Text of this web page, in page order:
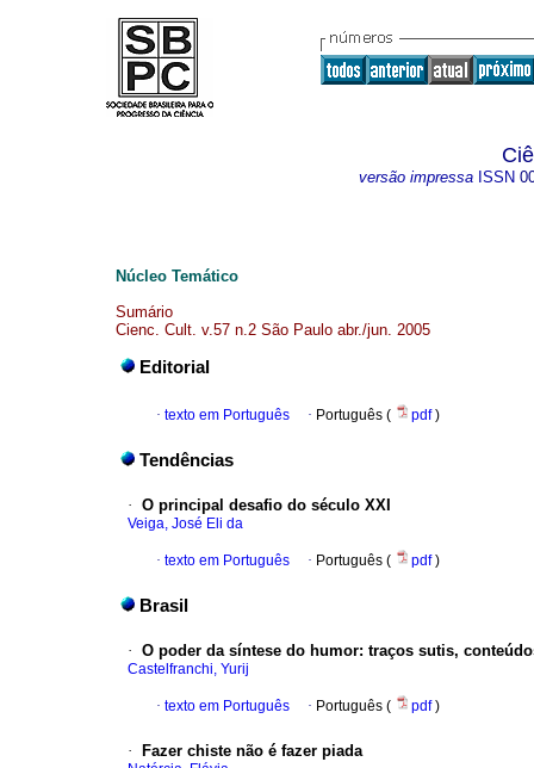
versão impressa ISSN
Núcleo Temático
Sumário
Cienc. Cult. v.57 n.2 São Paulo abr./jun. 2005
Editorial
· texto em Português · Português ( pdf)
Tendências
· O principal desafio do século XXI
Veiga, José Eli da
· texto em Português · Português ( pdf)
Brasil
· O poder da síntese do humor: traços sutis,
Castelfranchi, Yurij
· texto em Português · Português ( pdf)
· Fazer chiste não é fazer piada